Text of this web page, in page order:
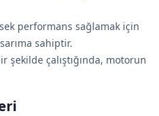
performans sağlamak için
sahiptir.
şekilde çalıştığında, motorun